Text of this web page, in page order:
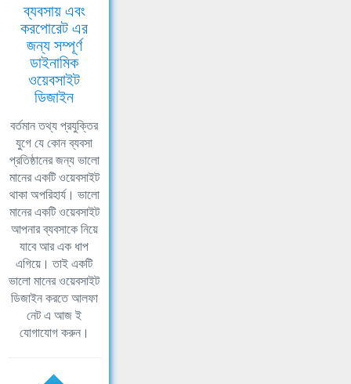
ব্যবসায় এবং
করপোরেট এর
জন্য সম্পূর্ণ
ডাইনামিক
ওয়েবসাইট
ডিজাইন
বর্তমান তথ্য প্রযুক্তির
যুগে যে কোন ব্যবসা
প্রতিষ্ঠানের জন্য ভালো
মানের একটি ওয়েবসাইট
থাকা অপরিহার্য। ভালো
মানের একটি ওয়েবসাইট
আপনার ব্যবসাকে নিয়ে
যাবে আর এক ধাপ
এগিয়ে। তাই একটি
ভালো মানের ওয়েবসাইট
ডিজাইন করতে আলফা
নেট এ আজ ই
যোগাযোগ করুন।